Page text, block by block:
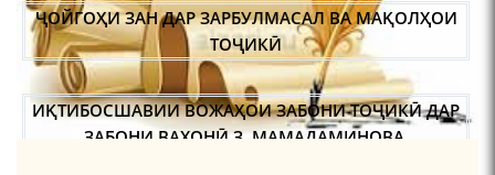
ҶОЙГОҲИ ЗАН ДАР ЗАРБУЛМАСАЛ ВА МАҚОЛҲОИ
ТОҶИКӢ
ИҚТИБОСШАВИИ ВОЖАҲОИ ЗАБОНИ ТОҶИКӢ ДАР
ЗАБОНИ ВАХОНӢ З. МАМАДАМИНОВА.